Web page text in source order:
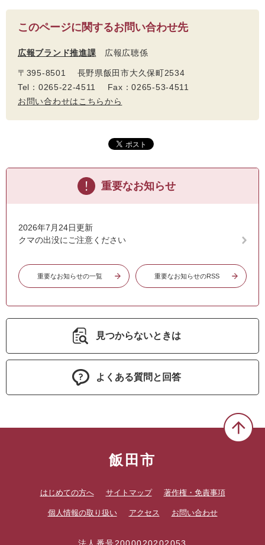
このページに関するお問い合わせ先
広報ブランド推進課 広報広聴係
〒395-8501 長野県飯田市大久保町2534
Tel：0265-22-4511 Fax：0265-53-4511
お問い合わせはこちらから
重要なお知らせ
2026年7月24日更新
クマの出没にご注意ください
重要なお知らせの一覧 重要なお知らせのRSS
見つからないときは
よくある質問と回答
飯田市
はじめての方へ サイトマップ 著作権・免責事項
個人情報の取り扱い アクセス お問い合わせ